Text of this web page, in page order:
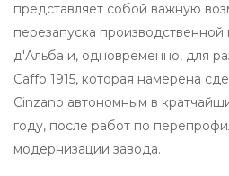
представляет собой важную
перезапуска
д'Альба и, одновременно, для
Caffo 1915, которая намерена
Cinzano автономным в
году, после работ по
модернизации завода.